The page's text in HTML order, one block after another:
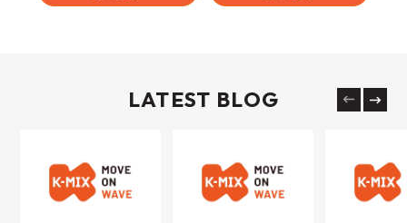
LATEST BLOG